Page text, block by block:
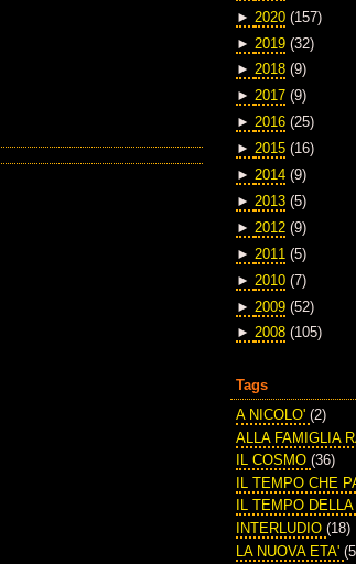
► 2020 (157)
► 2019 (32)
► 2018 (9)
► 2017 (9)
► 2016 (25)
► 2015 (16)
► 2014 (9)
► 2013 (5)
► 2012 (9)
► 2011 (5)
► 2010 (7)
► 2009 (52)
► 2008 (105)
Tags
A NICOLO' (2)
ALLA FAMIGLIA
IL COSMO (36)
IL TEMPO CHE
IL TEMPO
INTERLUDIO (18)
LA NUOVA ETA'